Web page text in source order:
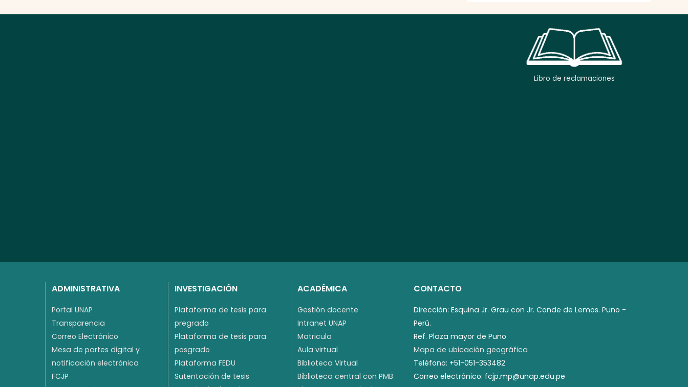
Libro de reclamaciones
ADMINISTRATIVA
Portal UNAP
Transparencia
Correo Electrónico
Mesa de partes digital y
notificación electrónica
FCJP
INVESTIGACIÓN
Plataforma de tesis para
pregrado
Plataforma de tesis para
posgrado
Plataforma FEDU
Sutentación de tesis
ACADÉMICA
Gestión docente
Intranet UNAP
Matricula
Aula virtual
Biblioteca Virtual
Biblioteca central con PMB
CONTACTO
Dirección: Esquina Jr. Grau con Jr. Conde de Lemos. Puno -
Perú.
Ref. Plaza mayor de Puno
Mapa de ubicación geográfica
Teléfono: +51-051-353482
Correo electrónico: fcjp.mp@unap.edu.pe